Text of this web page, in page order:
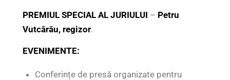
PREMIUL SPECIAL AL JURIULUI – Petru
Vutcărău, regizor.
EVENIMENTE:
Conferințe de presă organizate pentru